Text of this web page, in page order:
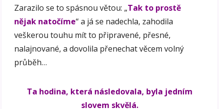
Zarazilo se to spásnou větou: „Tak to prostě
nějak natočíme“ a já se nadechla, zahodila
veškerou touhu mít to připravené, přesné,
nalajnované, a dovolila přenechat věcem volný
průběh…
Ta hodina, která následovala, byla jedním
slovem skvělá.